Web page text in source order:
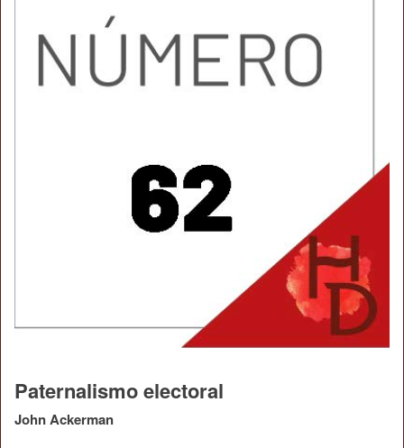
Paternalismo electoral
John Ackerman